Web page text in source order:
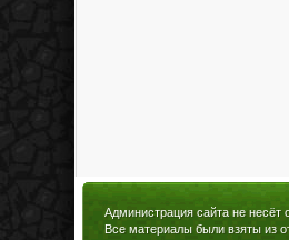
Администрация сайта не несёт
Все материалы были взяты из